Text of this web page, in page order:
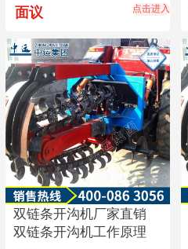
面议 点击进入
双链条开沟机厂家直销
双链条开沟机工作原理